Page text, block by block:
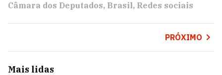
Câmara dos Deputados Brasil Redes sociais
PRÓXIMO
Mais lidas